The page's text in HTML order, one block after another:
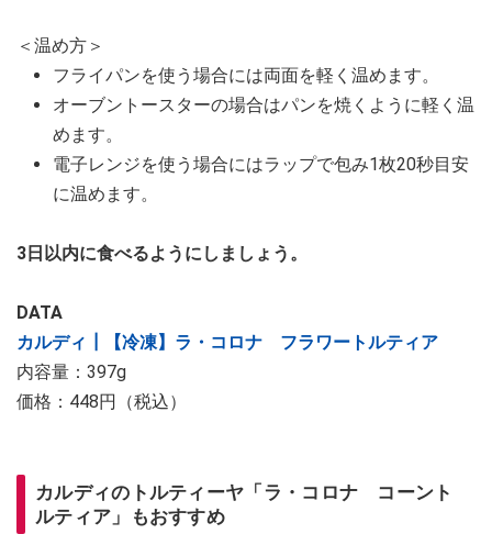
＜温め方＞
フライパンを使う場合には両面を軽く温めます。
オーブントースターの場合はパンを焼くように軽く温
めます。
電子レンジを使う場合にはラップで包み1枚20秒目安
に温めます。
3日以内に食べるようにしましょう。
DATA
カルディ┃【冷凍】ラ・コロナ フラワートルティア
内容量：397g
価格：448円（税込）
カルディのトルティーヤ「ラ・コロナ コーント
ルティア」もおすすめ